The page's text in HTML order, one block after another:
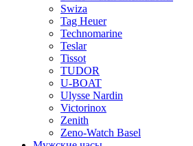
Swiza
Tag Heuer
Technomarine
Teslar
Tissot
TUDOR
U-BOAT
Ulysse Nardin
Victorinox
Zenith
Zeno-Watch Basel